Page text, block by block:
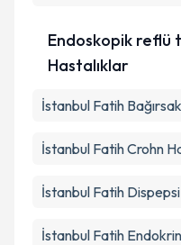
Endoskopik reflü
Hastalıklar
İstanbul Fatih
İstanbul Fatih Crohn
İstanbul Fatih Dispepsi
İstanbul Fatih